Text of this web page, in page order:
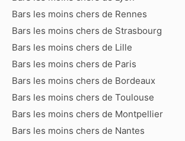
Bars les moins chers de Rennes
Bars les moins chers de Strasbourg
Bars les moins chers de Lille
Bars les moins chers de Paris
Bars les moins chers de Bordeaux
Bars les moins chers de Toulouse
Bars les moins chers de Montpellier
Bars les moins chers de Nantes